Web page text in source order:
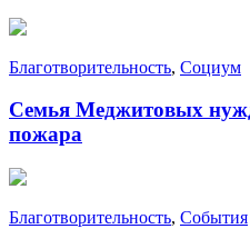
Благотворительность, Социум
Семья Меджитовых
пожара
Благотворительность, События